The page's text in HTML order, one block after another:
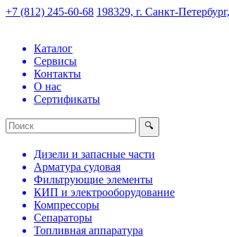
+7 (812) 245-60-68 198329, г. Санкт-
Каталог
Сервисы
Контакты
О нас
Сертификаты
Дизели и запасные части
Арматура судовая
Фильтрующие элементы
КИП и электрооборудование
Компрессоры
Сепараторы
Топливная аппаратура